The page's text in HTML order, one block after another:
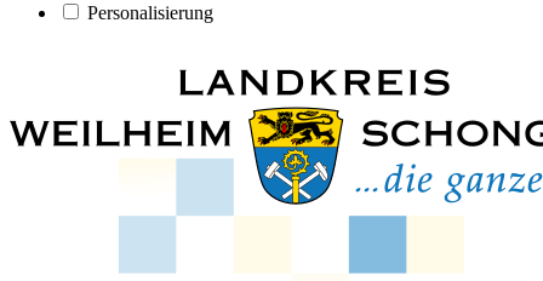
Personalisierung